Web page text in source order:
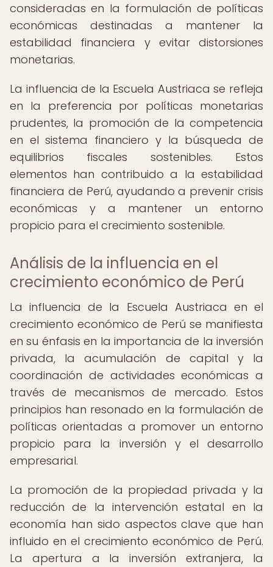
consideradas en la formulación de políticas
económicas destinadas a mantener la
estabilidad financiera y evitar distorsiones
monetarias.
La influencia de la Escuela Austriaca se refleja
en la preferencia por políticas monetarias
prudentes, la promoción de la competencia
en el sistema financiero y la búsqueda de
equilibrios fiscales sostenibles. Estos
elementos han contribuido a la estabilidad
financiera de Perú, ayudando a prevenir crisis
económicas y a mantener un entorno
propicio para el crecimiento sostenible.
Análisis de la influencia en el
crecimiento económico de Perú
La influencia de la Escuela Austriaca en el
crecimiento económico de Perú se manifiesta
en su énfasis en la importancia de la inversión
privada, la acumulación de capital y la
coordinación de actividades económicas a
través de mecanismos de mercado. Estos
principios han resonado en la formulación de
políticas orientadas a promover un entorno
propicio para la inversión y el desarrollo
empresarial.
La promoción de la propiedad privada y la
reducción de la intervención estatal en la
economía han sido aspectos clave que han
influido en el crecimiento económico de Perú.
La apertura a la inversión extranjera, la